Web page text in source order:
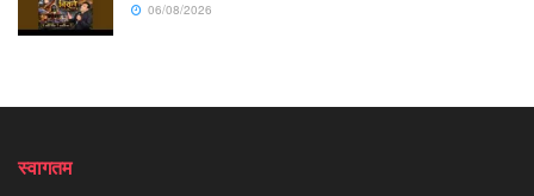
06/08/2026
स्वागतम